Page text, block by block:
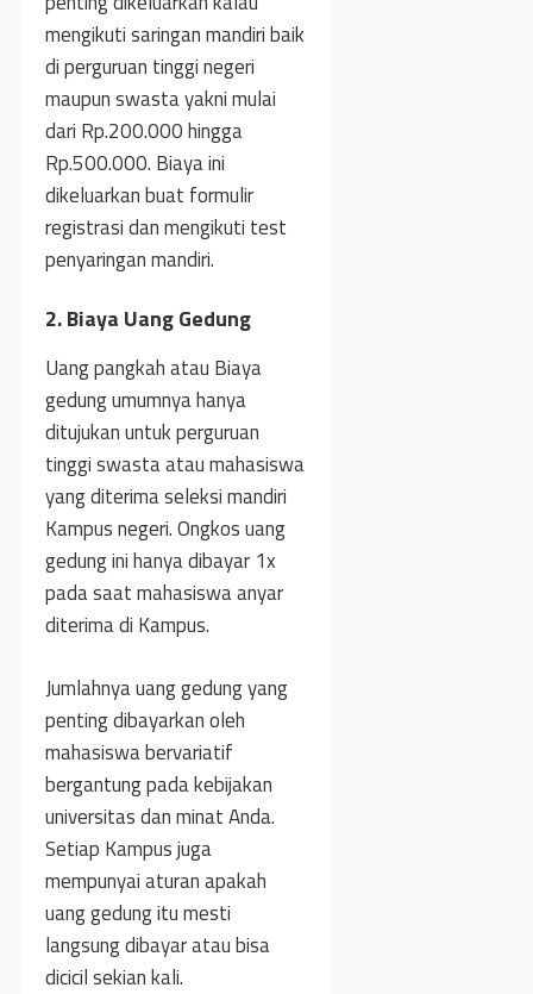
mengikuti saringan mandiri baik
di perguruan tinggi negeri
maupun swasta yakni mulai
dari Rp.200.000 hingga
Rp.500.000. Biaya ini
dikeluarkan buat formulir
registrasi dan mengikuti test
penyaringan mandiri.
2. Biaya Uang Gedung
Uang pangkah atau Biaya
gedung umumnya hanya
ditujukan untuk perguruan
tinggi swasta atau mahasiswa
yang diterima seleksi mandiri
Kampus negeri. Ongkos uang
gedung ini hanya dibayar 1x
pada saat mahasiswa anyar
diterima di Kampus.
Jumlahnya uang gedung yang
penting dibayarkan oleh
mahasiswa bervariatif
bergantung pada kebijakan
universitas dan minat Anda.
Setiap Kampus juga
mempunyai aturan apakah
uang gedung itu mesti
langsung dibayar atau bisa
dicicil sekian kali.